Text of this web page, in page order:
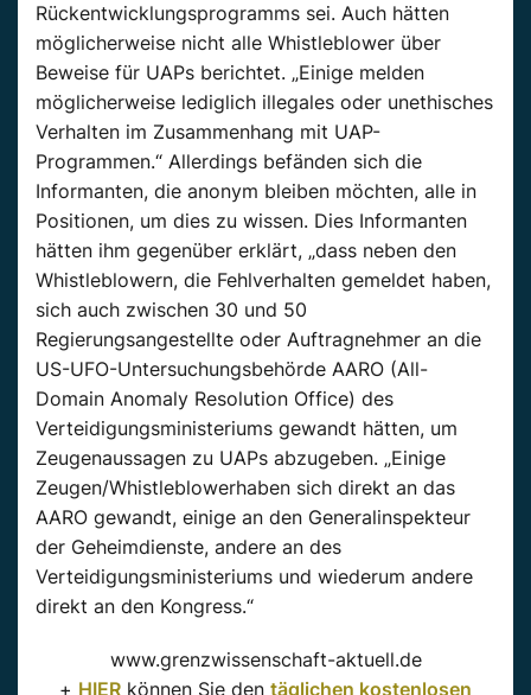
Rückentwicklungsprogramms sei. Auch hätten
möglicherweise nicht alle Whistleblower über
Beweise für UAPs berichtet. „Einige melden
möglicherweise lediglich illegales oder unethisches
Verhalten im Zusammenhang mit UAP-
Programmen.“ Allerdings befänden sich die
Informanten, die anonym bleiben möchten, alle in
Positionen, um dies zu wissen. Dies Informanten
hätten ihm gegenüber erklärt, „dass neben den
Whistleblowern, die Fehlverhalten gemeldet haben,
sich auch zwischen 30 und 50
Regierungsangestellte oder Auftragnehmer an die
US-UFO-Untersuchungsbehörde AARO (All-
Domain Anomaly Resolution Office) des
Verteidigungsministeriums gewandt hätten, um
Zeugenaussagen zu UAPs abzugeben. „Einige
Zeugen/Whistleblowerhaben sich direkt an das
AARO gewandt, einige an den Generalinspekteur
der Geheimdienste, andere an des
Verteidigungsministeriums und wiederum andere
direkt an den Kongress.“
www.grenzwissenschaft-aktuell.de
+ HIER können Sie den täglichen kostenlosen